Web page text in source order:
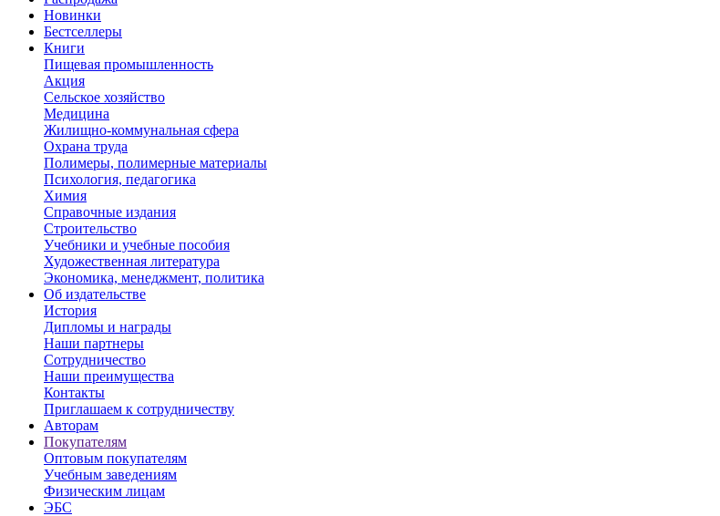
Новинки
Бестселлеры
Книги
Пищевая промышленность
Акция
Сельское хозяйство
Медицина
Жилищно-коммунальная сфера
Охрана труда
Полимеры, полимерные материалы
Психология, педагогика
Химия
Справочные издания
Строительство
Учебники и учебные пособия
Художественная литература
Экономика, менеджмент, политика
Об издательстве
История
Дипломы и награды
Наши партнеры
Сотрудничество
Наши преимущества
Контакты
Приглашаем к сотрудничеству
Авторам
Покупателям
Оптовым покупателям
Учебным заведениям
Физическим лицам
ЭБС